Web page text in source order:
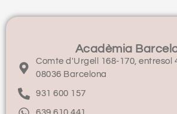
Acadèmia
Comte d'Urgell 168-170, entresol
08036 Barcelona
931 600 157